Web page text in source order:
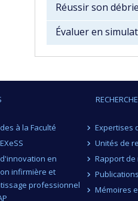
Réussir son
Évaluer en
à la Faculté
en
infirmière et
professionnel
RECHERCHE
Expertises
Unités de
Rapport de
Mémoires